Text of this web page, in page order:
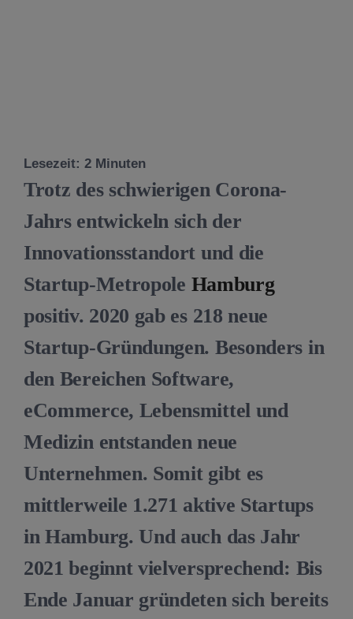
Lesezeit: 2 Minuten
Trotz des schwierigen Corona-
Jahrs entwickeln sich der
Innovationsstandort und die
Startup-Metropole Hamburg
positiv. 2020 gab es 218 neue
Startup-Gründungen. Besonders in
den Bereichen Software,
eCommerce, Lebensmittel und
Medizin entstanden neue
Unternehmen. Somit gibt es
mittlerweile 1.271 aktive Startups
in Hamburg. Und auch das Jahr
2021 beginnt vielversprechend: Bis
Ende Januar gründeten sich bereits